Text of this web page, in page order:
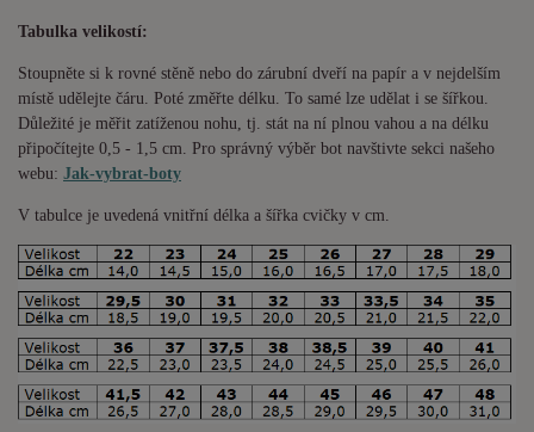
Tabulka velikostí:
Stoupněte si k rovné stěně nebo do zárubní dveří na papír a v nejdelším
místě udělejte čáru. Poté změřte délku. To samé lze udělat i se šířkou.
Důležité je měřit zatíženou nohu, tj. stát na ní plnou vahou a na délku
připočítejte 0,5 - 1,5 cm. Pro správný výběr bot navštivte sekci našeho
webu: Jak-vybrat-boty
V tabulce je uvedená vnitřní délka a šířka cvičky v cm.